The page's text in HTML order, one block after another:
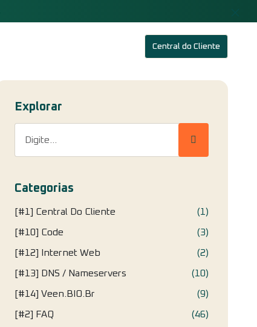
Central do Cliente
Explorar
Categorias
[#1] Central Do Cliente (1)
[#10] Code (3)
[#12] Internet Web (2)
[#13] DNS / Nameservers (10)
[#14] Veen.BIO.br (9)
[#2] FAQ (46)